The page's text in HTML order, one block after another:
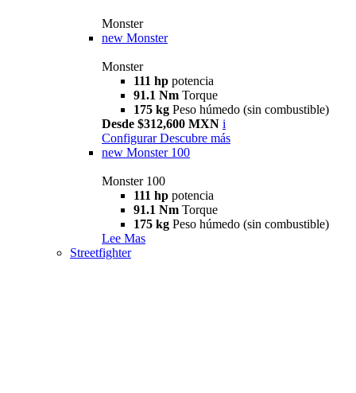
Monster
new Monster
Monster
111 hp potencia
91.1 Nm Torque
175 kg Peso húmedo (sin combustible)
Desde $312,600 MXN i
Configurar Descubre más
new Monster 100
Monster 100
111 hp potencia
91.1 Nm Torque
175 kg Peso húmedo (sin combustible)
Lee Mas
Streetfighter